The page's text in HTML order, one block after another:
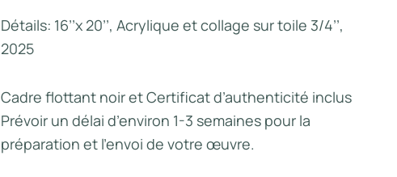
Détails: 16’’x 20’’, Acrylique et collage sur toile 3/4’’,
2025
Cadre flottant noir et Certificat d’authenticité inclus
Prévoir un délai d’environ 1-3 semaines pour la
préparation et l’envoi de votre œuvre.